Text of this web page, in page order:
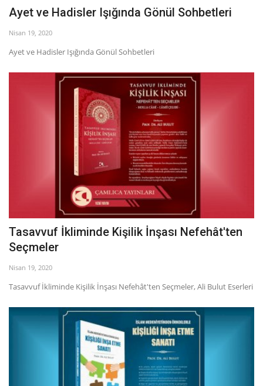
Ayet ve Hadisler Işığında Gönül Sohbetleri
Nisan 19, 2020
Ayet ve Hadisler Işığında Gönül Sohbetleri
Tasavvuf İkliminde Kişilik İnşası Nefehât'ten
Seçmeler
Nisan 19, 2020
Tasavvuf İkliminde Kişilik İnşası Nefehât'ten Seçmeler, Ali Bulut Eserleri